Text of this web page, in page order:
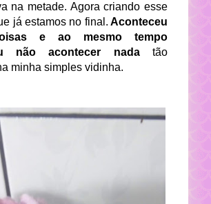
na metade. Agora criando esse
já estamos no final. Aconteceu
e ao mesmo tempo
não acontecer nada tão
minha simples vidinha.